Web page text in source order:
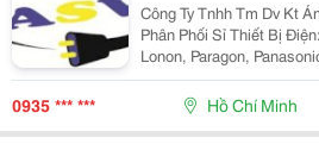
Công Ty Tnhh Tm Dv Kt
Phân Phối Sỉ Thiết Bị
Lonon, Paragon, Panasonic,
Phối Đèn Chiếu Sáng Nội
Fata Lighting, Euroto, Nét
0935 *** *** Hồ Chí Minh